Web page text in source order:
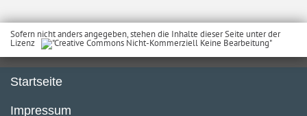
Sofern nicht anders angegeben, stehen die Inhalte dieser Seite unter der
Lizenz
Startseite
Impressum